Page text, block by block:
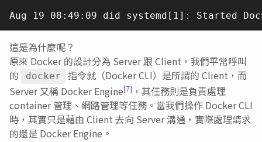
這是為什麼呢？
原來 Docker 的設計分為 Server 跟 Client，我們平常呼叫
的
docker
指令就（Docker CLI）是所謂的 Client，而
Server 又稱 Docker Engine[7] ，其任務則是負責處理
container 管理、網路管理等任務。當我們操作 Docker CLI
時，其實只是藉由 Client 去向 Server 溝通，實際處理請求
的還是 Docker Engine。